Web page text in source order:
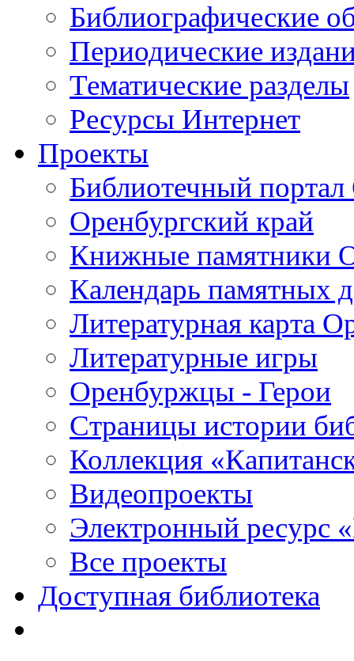
Библиографические
Периодические
Тематические разделы
Ресурсы Интернет
Проекты
Библиотечный портал
Оренбургский край
Книжные памятники
Календарь памятных
Литературная карта
Литературные игры
Оренбуржцы - Герои
Страницы истории
Коллекция
Видеопроекты
Электронный ресурс
Все проекты
Доступная библиотека